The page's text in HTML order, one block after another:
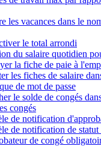
les vacances dans le
le total arrondi
du salaire quotidien
la fiche de paie à
les fiches de salaire
de mot de passe
le solde de congés
congés
de notification
de notification de statut
de congé